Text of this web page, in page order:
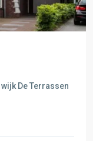
wijk De Terrassen